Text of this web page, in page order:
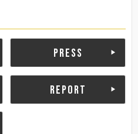
PRESS
REPORT